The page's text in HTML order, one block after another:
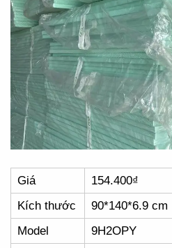
Giá
154.400₫
Kích thước
90*140*6.9 cm
Model
9H2OPY